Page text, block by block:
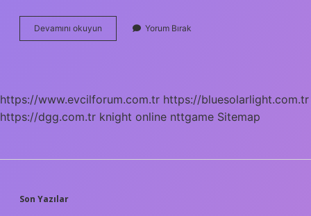
Devamını okuyun
Oksijen
Yorum Bırak
https://www.evcilforum.com.tr https://bluesolarlight.com.tr
https://dgg.com.tr knight online nttgame Sitemap
SIDEBAR
Son Yazılar